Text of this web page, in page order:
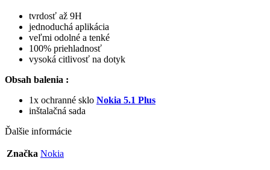
tvrdosť až 9H
jednoduchá aplikácia
veľmi odolné a tenké
100% priehladnosť
vysoká citlivosť na dotyk
Obsah balenia :
1x ochranné sklo Nokia 5.1 Plus
inštalačná sada
Ďalšie informácie
Značka Nokia